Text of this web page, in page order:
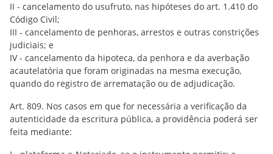
II - cancelamento do usufruto, nas hipóteses do art. 1.410 do
Código Civil;
III - cancelamento de penhoras, arrestos e outras constrições
judiciais; e
IV - cancelamento da hipoteca, da penhora e da averbação
acautelatória que foram originadas na mesma execução,
quando do registro de arrematação ou de adjudicação.
Art. 809. Nos casos em que for necessária a verificação da
autenticidade da escritura pública, a providência poderá ser
feita mediante: